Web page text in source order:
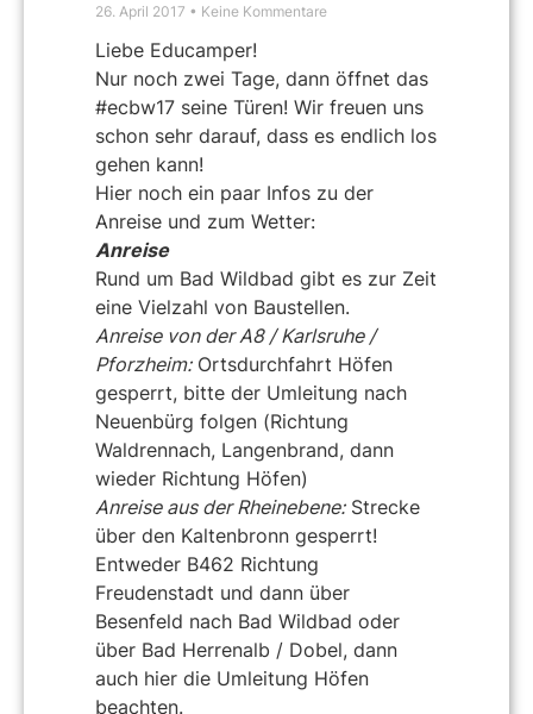
26. April 2017 Keine Kommentare
Liebe Educamper!
Nur noch zwei Tage, dann öffnet das
#ecbw17 seine Türen! Wir freuen uns
schon sehr darauf, dass es endlich los
gehen kann!
Hier noch ein paar Infos zu der
Anreise und zum Wetter:
Anreise
Rund um Bad Wildbad gibt es zur Zeit
eine Vielzahl von Baustellen.
Anreise von der A8 / Karlsruhe /
Pforzheim:Ortsdurchfahrt Höfen
gesperrt, bitte der Umleitung nach
Neuenbürg folgen (Richtung
Waldrennach, Langenbrand, dann
wieder Richtung Höfen)
Anreise aus der Rheinebene:Strecke
über den Kaltenbronn gesperrt!
Entweder B462 Richtung
Freudenstadt und dann über
Besenfeld nach Bad Wildbad oder
über Bad Herrenalb / Dobel, dann
auch hier die Umleitung Höfen
beachten.